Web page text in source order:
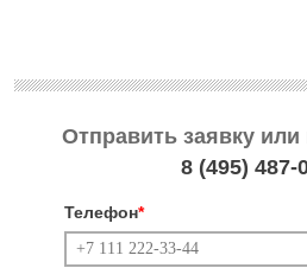
Отправить заявку
8 (495) 487-
Телефон*